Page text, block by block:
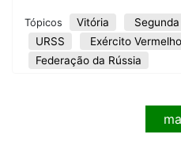
Tópicos Vitória
URSS
Exército Vermelho
Federação da Rússia